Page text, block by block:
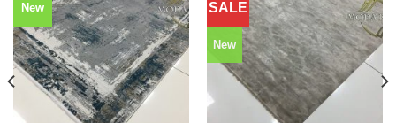
New
Додати
до
обраного
SALE
New
Додати
до
обраного